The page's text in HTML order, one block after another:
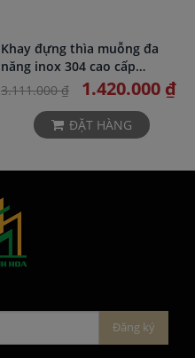
Khay đựng thìa muỗng đa
năng inox 304 cao cấp
Bosseu BS304.900KC
3.111.000 ₫ 1.420.000 ₫
ĐẶT HÀNG